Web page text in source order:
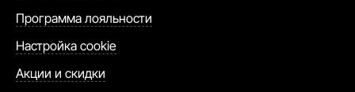
Программа лояльности
Настройка cookie
Акции и скидки